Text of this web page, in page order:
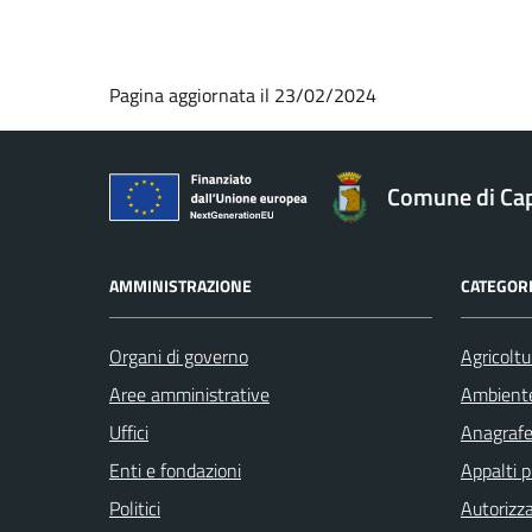
Pagina aggiornata il 23/02/2024
Comune di
AMMINISTRAZIONE
Organi di governo
Aree amministrative
Uffici
Enti e fondazioni
Politici
Appalti